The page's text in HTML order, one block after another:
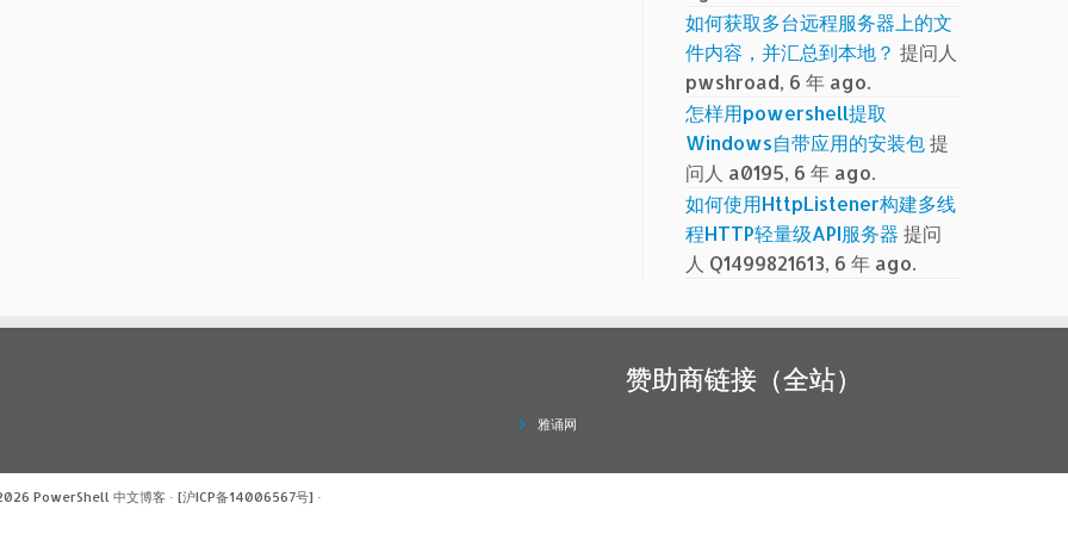
如何获取多台远程服务器上的文
件内容，并汇总到本地？ 提问人
pwshroad, 6 年 ago.
怎样用powershell提取
Windows自带应用的安装包提
问人 a0195, 6 年 ago.
如何使用HttpListener构建多线
程HTTP轻量级API服务器 提问
人 Q1499821613, 6 年 ago.
赞助商链接（全站）
雅诵网
PowerShell 中文博客 · [沪ICP备14006567号] ·